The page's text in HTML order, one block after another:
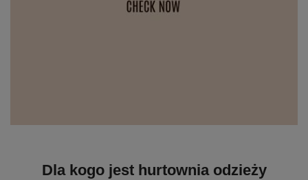
Dla kogo jest hurtownia odzieży